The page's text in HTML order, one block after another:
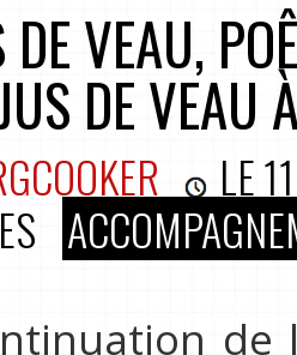
VEAU,
DE VEAU
LE